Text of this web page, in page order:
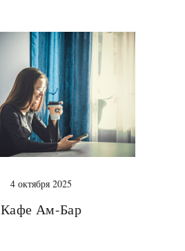
4 октября 2025
Кафе Ам-Бар